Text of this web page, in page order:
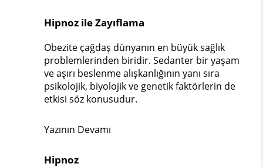
Hipnoz ile Zayıflama
Obezite çağdaş dünyanın en büyük sağlık
problemlerinden biridir. Sedanter bir yaşam
ve aşırı beslenme alışkanlığının yanı sıra
psikolojik, biyolojik ve genetik faktörlerin de
etkisi söz konusudur.
Yazının Devamı
Hipnoz